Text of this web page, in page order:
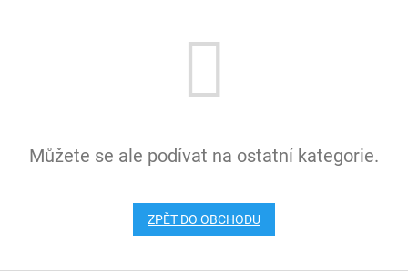
Můžete se ale podívat na ostatní kategorie.
ZPĚT DO OBCHODU